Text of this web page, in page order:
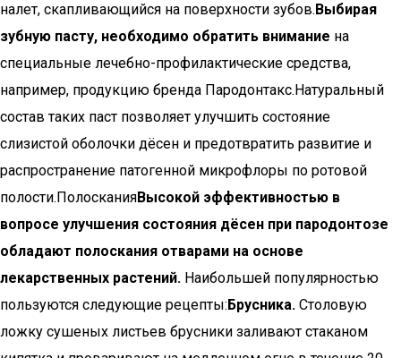
Выбирая
зубную пасту, необходимо обратить внимание на
специальные лечебно-профилактические средства,
например, продукцию бренда Пародонтакс.Натуральный
состав таких паст позволяет улучшить состояние
слизистой оболочки дёсен и предотвратить развитие и
распространение патогенной микрофлоры по ротовой
полости.ПолосканияВысокой эффективностью в
вопросе улучшения состояния дёсен при пародонтозе
обладают полоскания отварами на основе
лекарственных растений. Наибольшей популярностью
пользуются следующие рецепты:Брусника. Столовую
ложку сушеных листьев брусники заливают стаканом